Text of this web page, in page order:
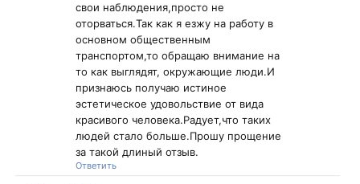
свои наблюдения,просто не
оторваться.Так как я езжу на работу в
основном общественным
транспортом,то обращаю внимание на
то как выглядят, окружающие люди.И
признаюсь получаю истиное
эстетическое удовольствие от вида
красивого человека.Радует,что таких
людей стало больше.Прошу прощение
за такой длиный отзыв.
Ответить